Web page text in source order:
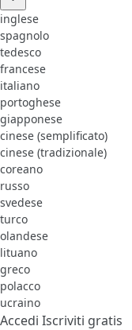
inglese
spagnolo
tedesco
francese
italiano
portoghese
giapponese
cinese (semplificato)
cinese (tradizionale)
coreano
russo
svedese
turco
olandese
lituano
greco
polacco
ucraino
Accedi Iscriviti gratis